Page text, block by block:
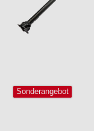
Sonderangebot